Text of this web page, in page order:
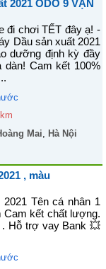
2021 ODO 9 VẠN
đi chơi TẾT đây ạ! -
Dầu sản xuất 2021
dưỡng định kỳ đầy
dàn! Cam kết 100%
Mai, Hà Nội
, màu
Tên cá nhân 1
kết chất lượng.
Hỗ trợ vay Bank 💥